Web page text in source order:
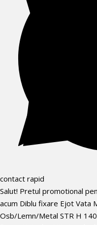
contact rapid
Salut! Pretul promotional
acum Diblu fixare Ejot Vata
Osb/Lemn/Metal STR H